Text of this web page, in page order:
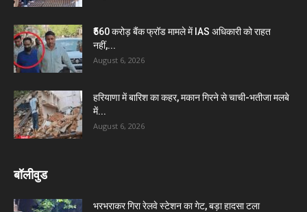
₹560 करोड़ बैंक फ्रॉड मामले में IAS अधिकारी को राहत
नहीं,...
August 6, 2026
हरियाणा में बारिश का कहर, मकान गिरने से चाची-भतीजा मलबे
में...
August 6, 2026
बॉलीवुड
भरभराकर गिरा रेलवे स्टेशन का गेट, बड़ा हादसा टला